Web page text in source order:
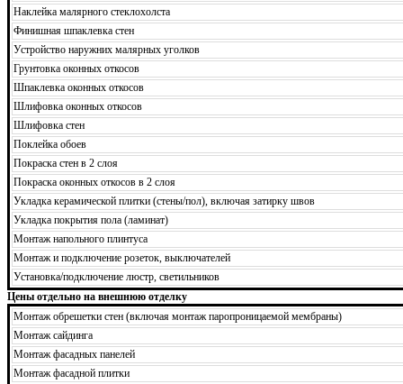
Наклейка малярного стеклохолста
Финишная шпаклевка стен
Устройство наружних малярных уголков
Грунтовка оконных откосов
Шпаклевка оконных откосов
Шлифовка оконных откосов
Шлифовка стен
Поклейка обоев
Покраска стен в 2 слоя
Покраска оконных откосов в 2 слоя
Укладка керамической плитки (стены/пол), включая затирку швов
Укладка покрытия пола (ламинат)
Монтаж напольного плинтуса
Монтаж и подключение розеток, выключателей
Установка/подключение люстр, светильников
Цены отдельно на внешнюю отделку
Монтаж обрешетки стен (включая монтаж паропроницаемой мембраны)
Монтаж сайдинга
Монтаж фасадных панелей
Монтаж фасадной плитки